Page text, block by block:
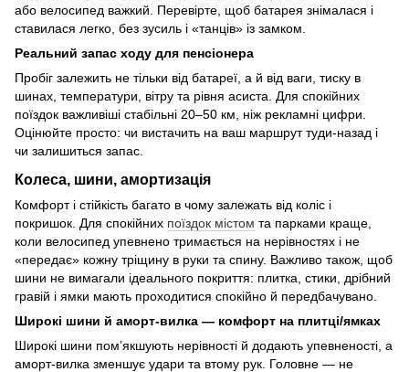
або велосипед важкий. Перевірте, щоб батарея знімалася і
ставилася легко, без зусиль і «танців» із замком.
Реальний запас ходу для пенсіонера
Пробіг залежить не тільки від батареї, а й від ваги, тиску в
шинах, температури, вітру та рівня асиста. Для спокійних
поїздок важливіші стабільні 20–50 км, ніж рекламні цифри.
Оцінюйте просто: чи вистачить на ваш маршрут туди-назад і
чи залишиться запас.
Колеса, шини, амортизація
Комфорт і стійкість багато в чому залежать від коліс і
покришок. Для спокійних поїздок містом та парками краще,
коли велосипед упевнено тримається на нерівностях і не
«передає» кожну тріщину в руки та спину. Важливо також, щоб
шини не вимагали ідеального покриття: плитка, стики, дрібний
гравій і ямки мають проходитися спокійно й передбачувано.
Широкі шини й аморт-вилка — комфорт на плитці/ямках
Широкі шини пом’якшують нерівності й додають упевненості, а
аморт-вилка зменшує удари та втому рук. Головне — не